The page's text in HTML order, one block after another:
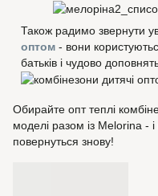
Також радимо звернути
оптом - вони
батьків і чудово
Обирайте опт теплі
моделі разом із Melorina - і
повернуться знову!